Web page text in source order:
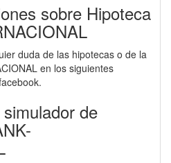
sobre Hipoteca
duda de las hipotecas o de la
en los siguientes
de